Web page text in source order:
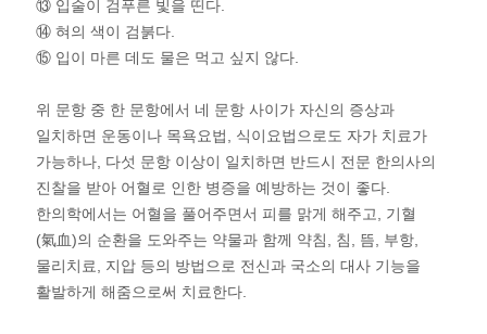
⑬ 입술이 검푸른 빛을 띤다.
⑭ 혀의 색이 검붉다.
⑮ 입이 마른 데도 물은 먹고 싶지 않다.
위 문항 중 한 문항에서 네 문항 사이가 자신의 증상과
일치하면 운동이나 목욕요법, 식이요법으로도 자가 치료가
가능하나, 다섯 문항 이상이 일치하면 반드시 전문 한의사의
진찰을 받아 어혈로 인한 병증을 예방하는 것이 좋다.
한의학에서는 어혈을 풀어주면서 피를 맑게 해주고, 기혈
(氣血)의 순환을 도와주는 약물과 함께 약침, 침, 뜸, 부항,
물리치료, 지압 등의 방법으로 전신과 국소의 대사 기능을
활발하게 해줌으로써 치료한다.